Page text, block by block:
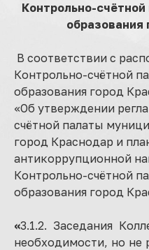
Контрольно-
образования
В соответствии с
Контрольно-счётной
образования город
«Об утверждении
счётной палаты
город Краснодар и
антикоррупционной
Контрольно-счётной
образования город
«3.1.2. Заседания
необходимости, но не